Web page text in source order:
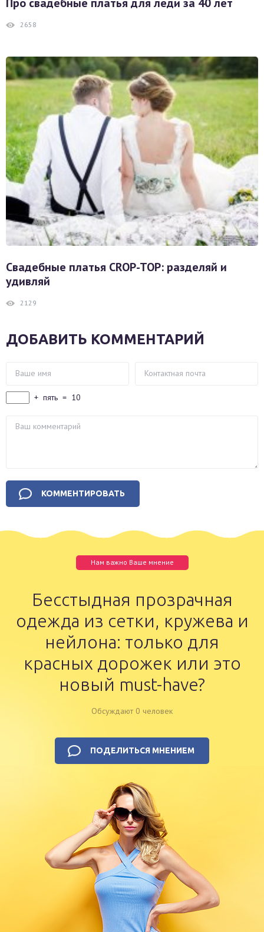
2658
Свадебные платья CROP-TOP: разделяй и
удивляй
2129
ДОБАВИТЬ КОММЕНТАРИЙ
+ пять = 10
Нам важно Ваше мнение
Бесстыдная прозрачная
одежда из сетки, кружева и
нейлона: только для
красных дорожек или это
новый must-have?
Обсуждают 0 человек
ПОДЕЛИТЬСЯ МНЕНИЕМ